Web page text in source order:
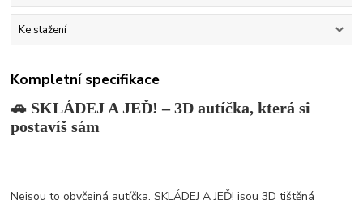
Ke stažení
Kompletní specifikace
🚗 SKLÁDEJ A JEĎ! – 3D autíčka, která si
postavíš sám
Nejsou to obyčejná autíčka. SKLÁDEJ A JEĎ! jsou 3D tištěná